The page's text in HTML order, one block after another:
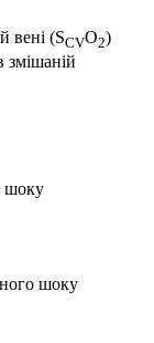
вені (SCVO2)
змішаній
шоку
шоку